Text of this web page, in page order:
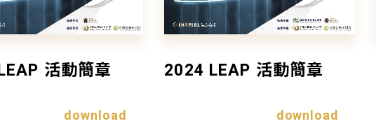
活動簡章
download
2024 LEAP 活動簡章
download